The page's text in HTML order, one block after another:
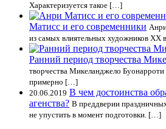
Характеризуется такое […]
Матисс и его современники
из самых влиятельных художников ХХ
Ранний период творчества
творчества Микеланджело
примерно […]
20.06.2019 В чем достоинства
агенства? В преддверии
не упустить в момент подготовки. […]